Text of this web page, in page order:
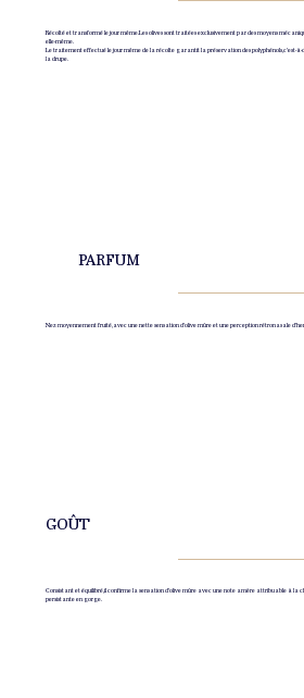
Récolté et transformé le jour même. Les olives sont traitées exclusivement par des moyens
elle-même.
Le traitement effectué le jour même de la récolte garantit la préservation des polyphénols, c'est-à-
la drupe.
PARFUM
Nez moyennement fruité, avec une nette sensation d'olive mûre et une perception rétronasale
GOÛT
Consistant et équilibré, il confirme la sensation d'olive mûre avec une note amère attribuable à la
persistante en gorge.